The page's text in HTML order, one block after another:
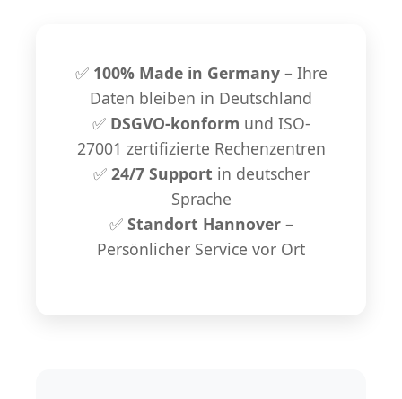
✅ 100% Made in Germany– Ihre
Daten bleiben in Deutschland
✅ DSGVO-konform und ISO-
27001 zertifizierte Rechenzentren
✅ 24/7 Support in deutscher
Sprache
✅ Standort Hannover–
Persönlicher Service vor Ort